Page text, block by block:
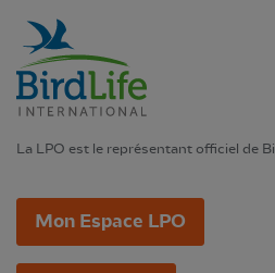
La LPO est le représentant officiel de
Mon Espace LPO